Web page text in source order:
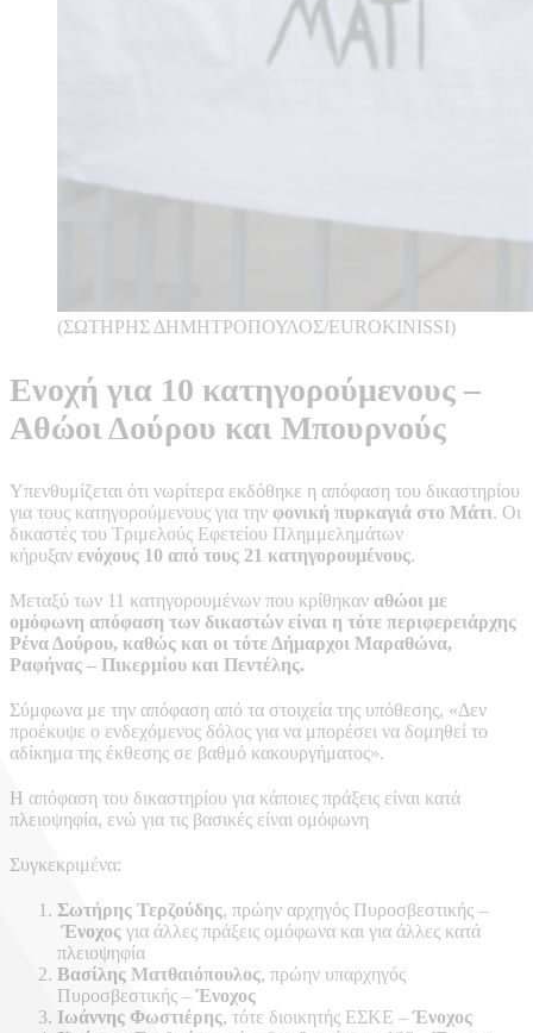
(ΣΩΤΗΡΗΣ ΔΗΜΗΤΡΟΠΟΥΛΟΣ/EUROKINISSI)
Ενοχή για 10 κατηγορούμενους –
Αθώοι Δούρου και Μπουρνούς
Υπενθυμίζεται ότι νωρίτερα εκδόθηκε η απόφαση του δικαστηρίου
για τους κατηγορούμενους για την φονική πυρκαγιά στο Μάτι. Οι
δικαστές του Τριμελούς Εφετείου Πλημμελημάτων
κήρυξαν ενόχους 10 από τους 21 κατηγορουμένους.
Μεταξύ των 11 κατηγορουμένων που κρίθηκαν αθώοι με
ομόφωνη απόφαση των δικαστών είναι η τότε περιφερειάρχης
Ρένα Δούρου, καθώς και οι τότε Δήμαρχοι Μαραθώνα,
Ραφήνας – Πικερμίου και Πεντέλης.
Σύμφωνα με την απόφαση από τα στοιχεία της υπόθεσης, «Δεν
προέκυψε ο ενδεχόμενος δόλος για να μπορέσει να δομηθεί το
αδίκημα της έκθεσης σε βαθμό κακουργήματος».
Η απόφαση του δικαστηρίου για κάποιες πράξεις είναι κατά
πλειοψηφία, ενώ για τις βασικές είναι ομόφωνη
Συγκεκριμένα:
Σωτήρης Τερζούδης, πρώην αρχηγός Πυροσβεστικής –
Ένοχος για άλλες πράξεις ομόφωνα και για άλλες κατά
πλειοψηφία
Βασίλης Ματθαιόπουλος, πρώην υπαρχηγός
Πυροσβεστικής –Ένοχος
Ιωάννης Φωστιέρης, τότε διοικητής ΕΣΚΕ –Ένοχος